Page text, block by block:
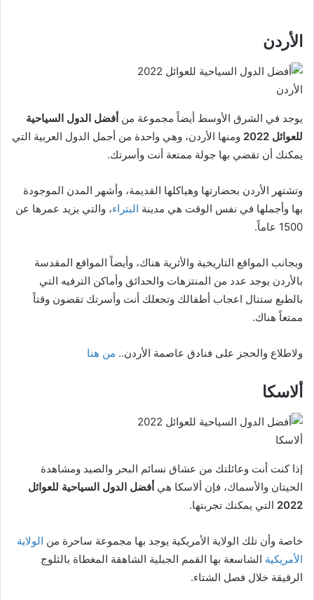
الأردن
الأردن
يوجد في الشرق الأوسط أيضاً مجموعة من أفضل الدول السياحية
للعوائل 2022
ومنها الأردن، وهي واحدة من أجمل الدول العربية التي
يمكنك أن تقضي بها جولة ممتعة أنت وأسرتك.
وتشتهر الأردن بحضارتها وهياكلها القديمة، وأشهر المدن الموجودة
بها وأجملها في نفس الوقت هي مدينة البتراء، والتي يزيد عمرها عن
1500 عاماً.
وبجانب المواقع التاريخية والأثرية هناك، وأيضاً المواقع المقدسة
بالأردن يوجد عدد من المنتزهات والحدائق وأماكن الترفيه التي
بالطبع ستنال اعجاب أطفالك وتجعلك أنت وأسرتك تقضون وقتاً
ممتعاً هناك.
ولاطلاع والحجز على فنادق عاصمة الأردن.. من هنا
ألاسكا
ألاسكا
إذا كنت أنت وعائلتك من عشاق نسائم البحر والصيد ومشاهدة
الحيتان والأسماك، فإن ألاسكا هي أفضل الدول السياحية للعوائل
2022 التي يمكنك تجربتها.
خاصة وأن تلك الولاية الأمريكية يوجد بها مجموعة ساحرة من الولاية
الأمريكية الشاسعة بها القمم الجبلية الشاهقة المغطاة بالثلوج
الرقيقة خلال فصل الشتاء.